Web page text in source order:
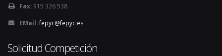
Fax: 915 326 538
EMail:fepyc@fepyc.es
Solicitud Competición